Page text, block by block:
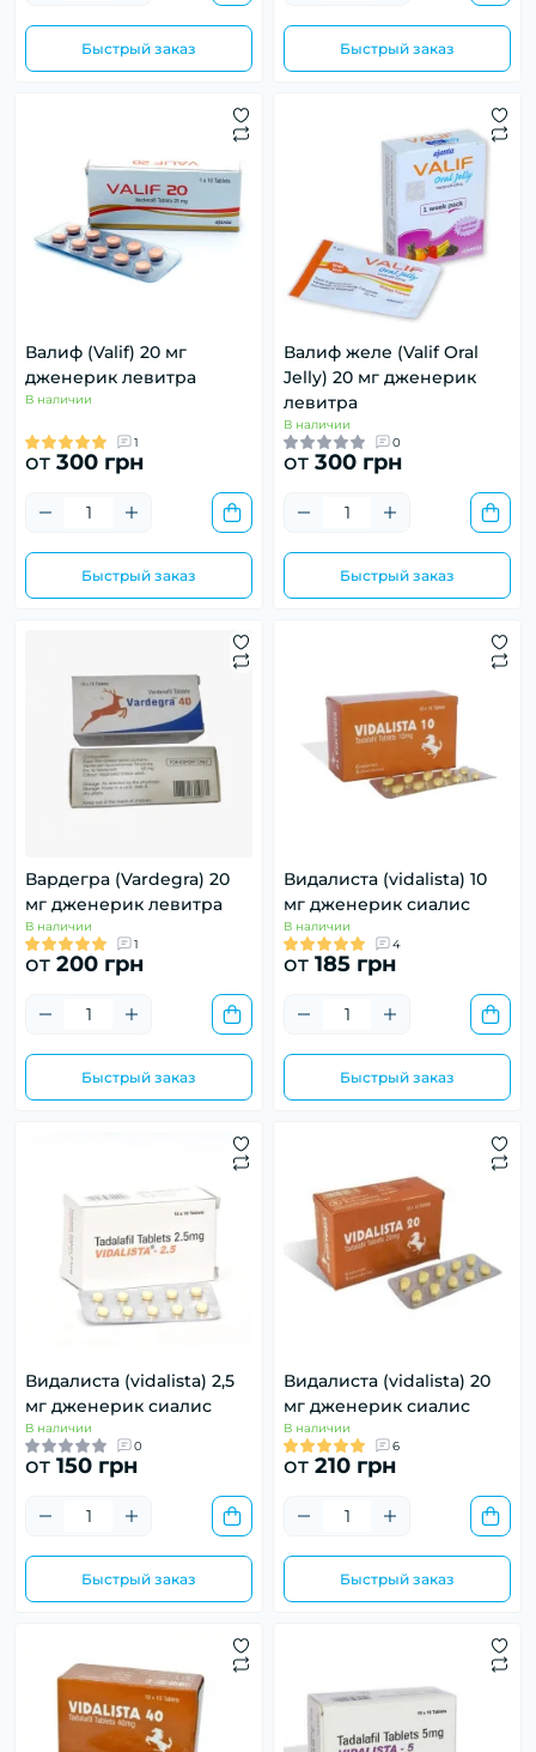
Быстрый заказ Быстрый заказ
Валиф (Valif) 20 мг
дженерик левитра
В наличии
1
от 300 грн
Быстрый заказ
Валиф желе (Valif Oral
Jelly) 20 мг дженерик
левитра
В наличии
0
от 300 грн
Быстрый заказ
Вардегра (Vardegra) 20
мг дженерик левитра
В наличии
1
от 200 грн
Быстрый заказ
Видалиста (vidalista) 10
мг дженерик сиалис
В наличии
4
от 185 грн
Быстрый заказ
Видалиста (vidalista) 2,5
мг дженерик сиалис
В наличии
0
от 150 грн
Быстрый заказ
Видалиста (vidalista) 20
мг дженерик сиалис
В наличии
6
от 210 грн
Быстрый заказ